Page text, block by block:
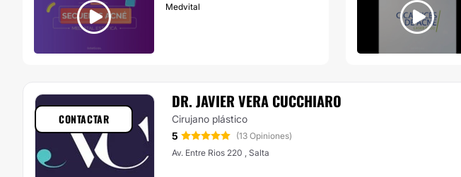
Medvital
DR. JAVIER VERA CUCCHIARO
Cirujano plástico
5
(13 Opiniones)
Av. Entre Rios 220 , Salta
CONTACTAR